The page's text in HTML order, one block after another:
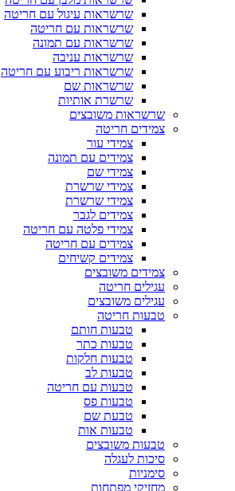
שרשראות עיגול עם חריטה
שרשראות עם חריטה
שרשראות עם תמונה
שרשראות עניבה
שרשראות ריבוע עם חריטה
שרשראות שם
שרשרת אותיות
שרשראות משובצים
צמידים חריטה
צמידי עור
צמידים עם תמונה
צמידי שם
צמידי שרשרת
צמידי שרשרת
צמידים לגבר
צמידי פלטה עם חריטה
צמידים עם חריטה
צמידים קשיחים
צמידים משובצים
עגילים חריטה
עגילים משובצים
טבעות חריטה
טבעות חותם
טבעות כתר
טבעות חלקות
טבעות לב
טבעות עם חריטה
טבעות פס
טבעת שם
טבעות אות
טבעות משובצים
סיכות לעגלה
סימניות
מחזיקי מפתחות